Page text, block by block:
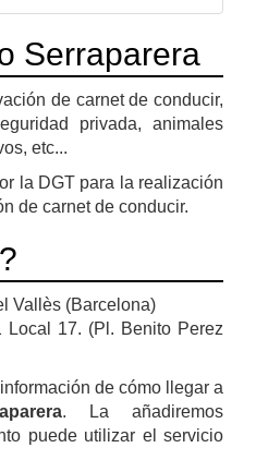
Serraparera
de carnet de conducir,
privada, animales
etc...
la DGT para la realización
de carnet de conducir.
Vallès (Barcelona)
17. (Pl. Benito Perez
de cómo llegar a
. La añadiremos
puede utilizar el servicio